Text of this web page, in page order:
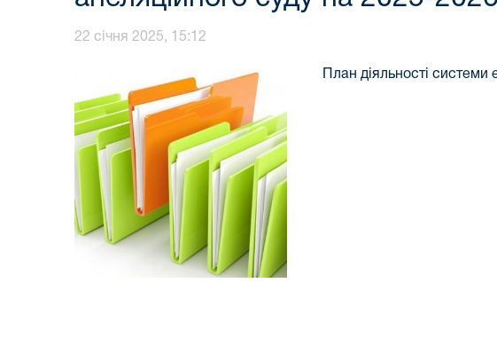
22 січня 2025, 15:12
План діяльності